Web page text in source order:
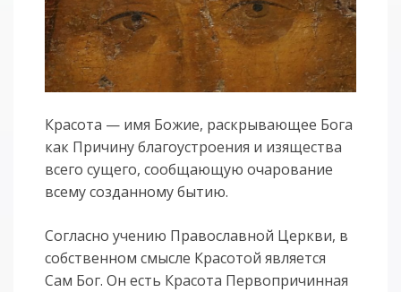
Красота — имя Божие, раскрывающее Бога
как Причину благоустроения и изящества
всего сущего, сообщающую очарование
всему созданному бытию.
Согласно учению Православной Церкви, в
собственном смысле Красотой является
Сам Бог. Он есть Красота Первопричинная